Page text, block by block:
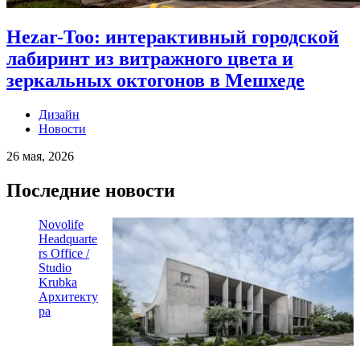
Hezar-Too: интерактивный городской
лабиринт из витражного цвета и
зеркальных октогонов в Мешхеде
Дизайн
Новости
26 мая, 2026
Последние новости
Novolife
Headquarte
rs Office /
Studio
Krubka
Архитекту
ра